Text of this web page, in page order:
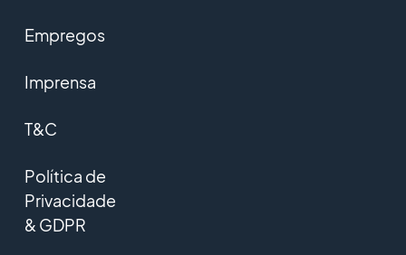
Empregos
Imprensa
T&C
Política de
Privacidade
& GDPR